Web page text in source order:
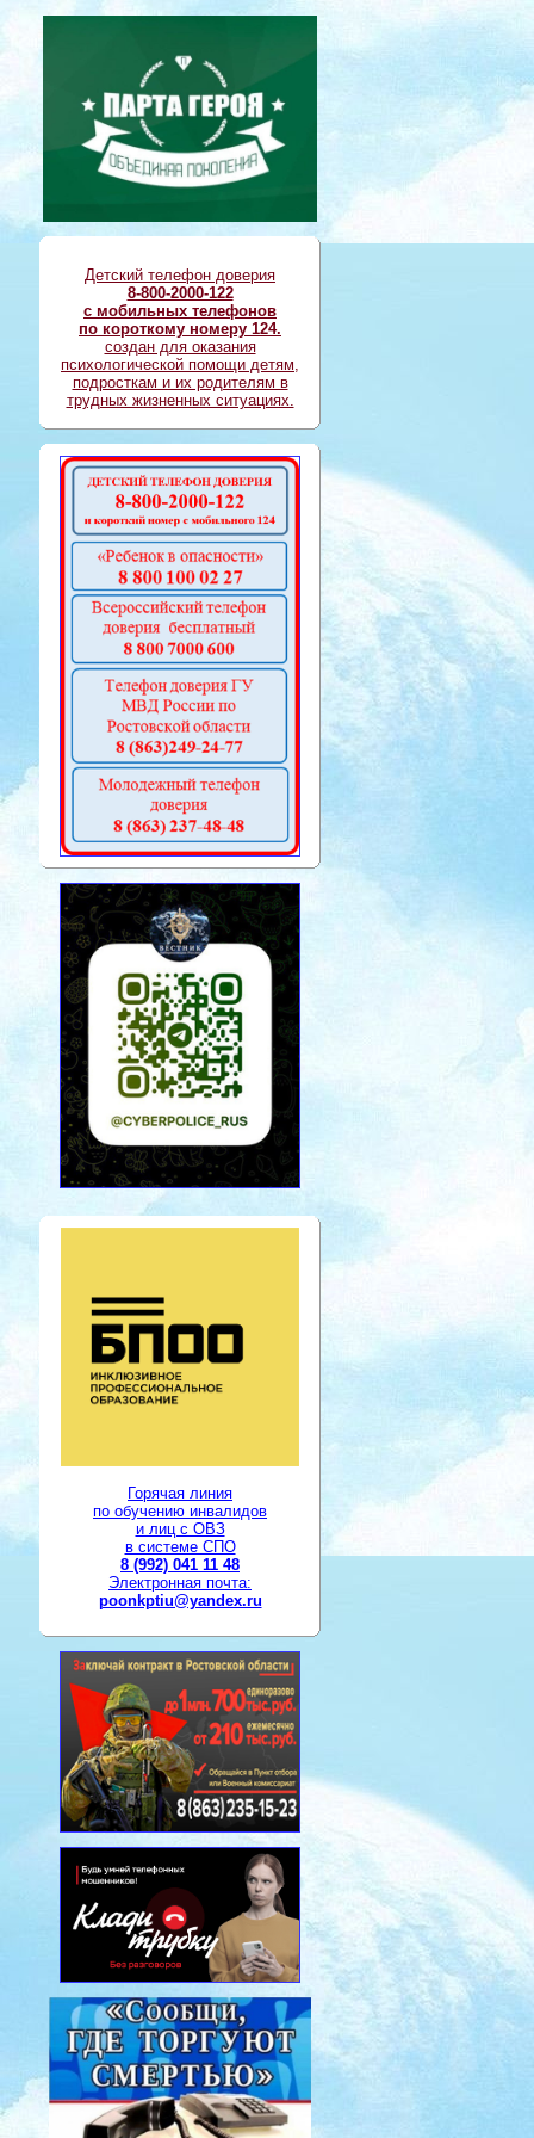
Детский телефон доверия
8-800-2000-122
с мобильных телефонов
по короткому номеру 124.
создан для оказания
психологической помощи детям,
подросткам и их родителям в
трудных жизненных ситуациях.
Горячая линия
по обучению инвалидов
и лиц с ОВЗ
в системе СПО
8 (992) 041 11 48
Электронная почта:
poonkptiu@yandex.ru